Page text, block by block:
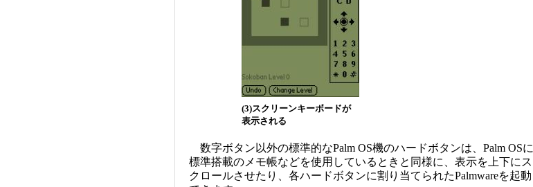
(3)スクリーンキーボードが
表示される
数字ボタン以外の標準的なPalm OS機のハードボタンは、Palm OSに
標準搭載のメモ帳などを使用しているときと同様に、表示を上下にス
クロールさせたり、各ハードボタンに割り当てられたPalmwareを起動